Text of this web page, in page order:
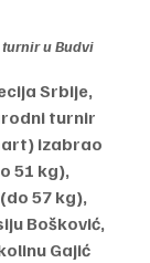
turnir u Budvi
Srbije,
turnir
izabrao
51 kg),
57 kg),
Bošković,
Gajić